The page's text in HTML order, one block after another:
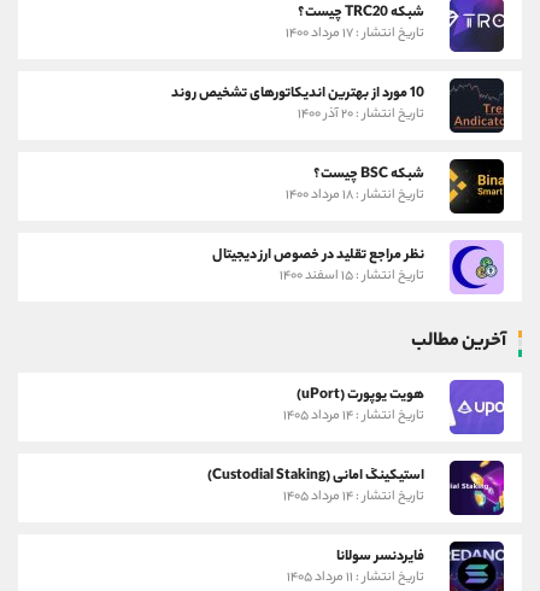
شبکه TRC20 چیست؟
تاریخ انتشار : ۱۷ مرداد ۱۴۰۰
10 مورد از بهترین اندیکاتورهای تشخیص روند
تاریخ انتشار : ۲۰ آذر ۱۴۰۰
شبکه BSC چیست؟
تاریخ انتشار : ۱۸ مرداد ۱۴۰۰
نظر مراجع تقلید در خصوص ارز دیجیتال
تاریخ انتشار : ۱۵ اسفند ۱۴۰۰
آخرین مطالب
هویت یوپورت (uPort)
تاریخ انتشار : ۱۴ مرداد ۱۴۰۵
استیکینگ امانی (Custodial Staking)
تاریخ انتشار : ۱۴ مرداد ۱۴۰۵
فایردنسر سولانا
تاریخ انتشار : ۱۱ مرداد ۱۴۰۵